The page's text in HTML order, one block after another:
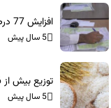
افزایش 77 درصدی صدور گواهینامه رانندگی در ایلام
5 سال پیش
توزیع بیش از 6 هزار کیلوگرم برنج در بین خانواده‌های نیازمند ایلامی
5 سال پیش